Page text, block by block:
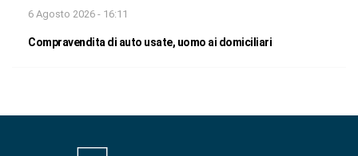
6 Agosto 2026 - 16:11
Compravendita di auto usate, uomo ai domiciliari